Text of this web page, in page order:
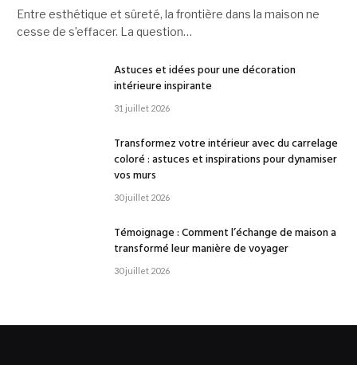
Entre esthétique et sûreté, la frontière dans la maison ne
cesse de s’effacer. La question…
Astuces et idées pour une décoration
intérieure inspirante
31 juillet 2026
Transformez votre intérieur avec du carrelage
coloré : astuces et inspirations pour dynamiser
vos murs
30 juillet 2026
Témoignage : Comment l’échange de maison a
transformé leur manière de voyager
30 juillet 2026